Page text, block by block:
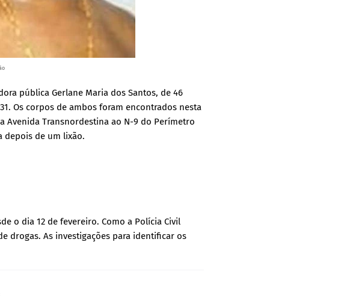
pública Gerlane Maria dos Santos, de 46
Os corpos de ambos foram encontrados nesta
Avenida Transnordestina ao N-9 do Perímetro
depois de um lixão.
o dia 12 de fevereiro. Como a Polícia Civil
drogas. As investigações para identificar os